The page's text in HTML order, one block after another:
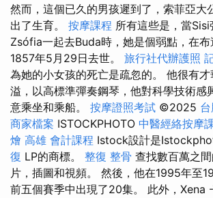
然而，這個已久的男孩遲到了，索菲亞大
出了生育。 按摩課程 所有這些是，當
Zsófia一起去Buda時，她是個弱點，在
1857年5月29日去世。 旅行社代辦護照
為她的小女孩的死亡是疏忽的。 他很有
溢，以高標準彈奏鋼琴，他對科學技術感
意乘坐和乘船。 按摩證照考試 ©2025
商家檔案 ISTOCKPHOTO 中醫經絡按摩
燴 高雄 會計課程 Istock設計是
復 LP的商標。 整復 整骨 查找數百萬之
片，插圖和視頻。 然後，他在1995年至
前五個賽季中出現了20集。 此外，Xena